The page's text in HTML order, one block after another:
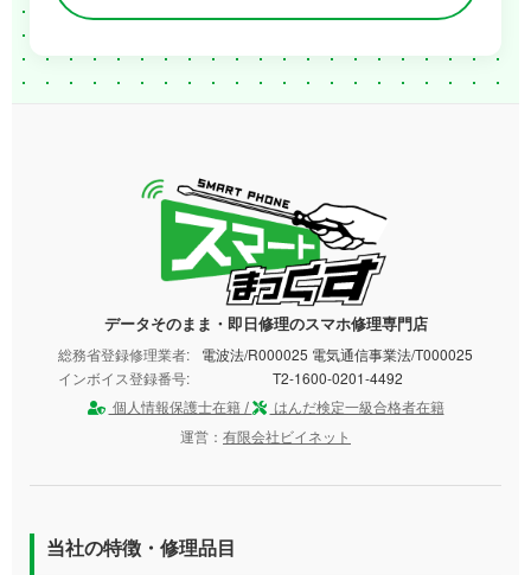
データそのまま・即日修理のスマホ修理専門店
総務省登録修理業者:
電波法/R000025 電気通信事業法/T000025
インボイス登録番号:
T2-1600-0201-4492
個人情報保護士在籍 /
はんだ検定一級合格者在籍
運営： 有限会社ビイネット
当社の特徴・修理品目